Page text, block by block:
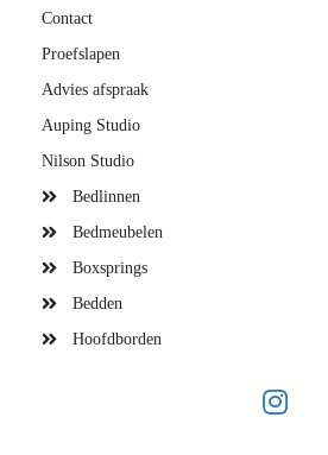
Contact
Proefslapen
Advies afspraak
Auping Studio
Nilson Studio
Bedlinnen
Bedmeubelen
Boxsprings
Bedden
Hoofdborden